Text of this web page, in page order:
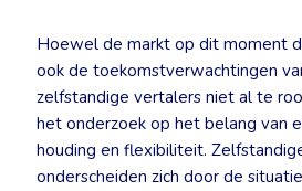
Hoewel de markt op dit moment
ook de toekomstverwachtingen
zelfstandige vertalers niet al te
het onderzoek op het belang van
houding en flexibiliteit.
onderscheiden zich door de